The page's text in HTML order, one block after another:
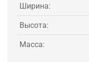
Ширина:
Высота:
Масса: